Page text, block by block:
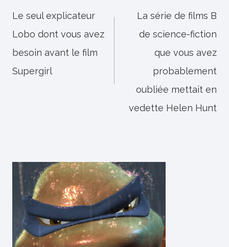
de
l’article
Le seul explicateur
Lobo dont vous avez
besoin avant le film
Supergirl
La série de films B
de science-fiction
que vous avez
probablement
oubliée mettait en
vedette Helen Hunt